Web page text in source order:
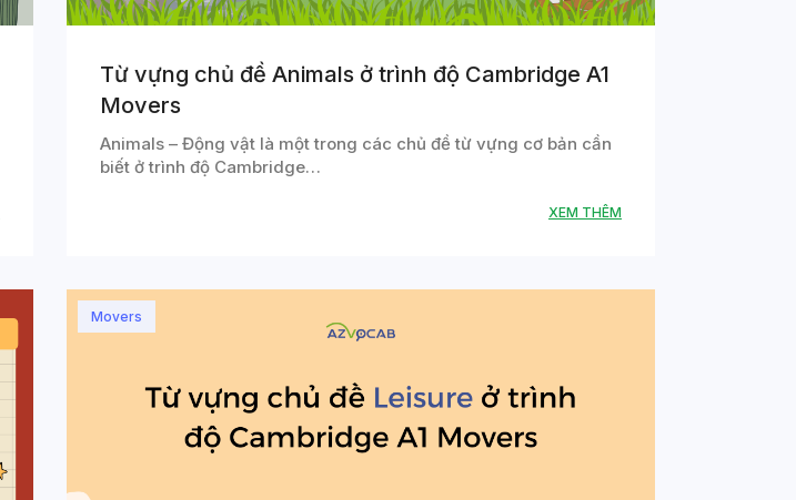
Từ vựng chủ đề Animals ở trình độ Cambridge A1
Movers
Animals – Động vật là một trong các chủ đề từ vựng cơ bản cần
biết ở trình độ Cambridge…
XEM THÊM
Movers